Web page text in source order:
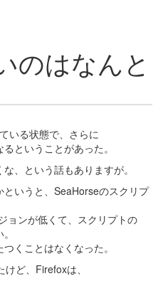
のはなんと
いる状態で、さらに
ということがあった。
、という話もありますが。
いうと、SeaHorseのスクリプ
ョンが低くて、スクリプトの
くことはなくなった。
ど、Firefoxは、